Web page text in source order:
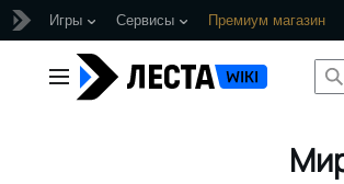
Игры Сервисы Премиум магазин
содержанию
Главное меню